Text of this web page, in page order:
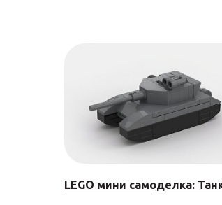
LEGO мини самоделка: